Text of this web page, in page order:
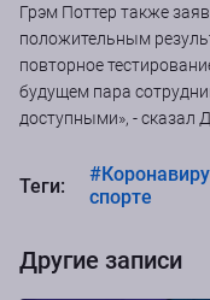
Грэм Поттер также
положительным
повторное
будущем пара
доступными», - сказал
Теги:
спорте
Другие записи